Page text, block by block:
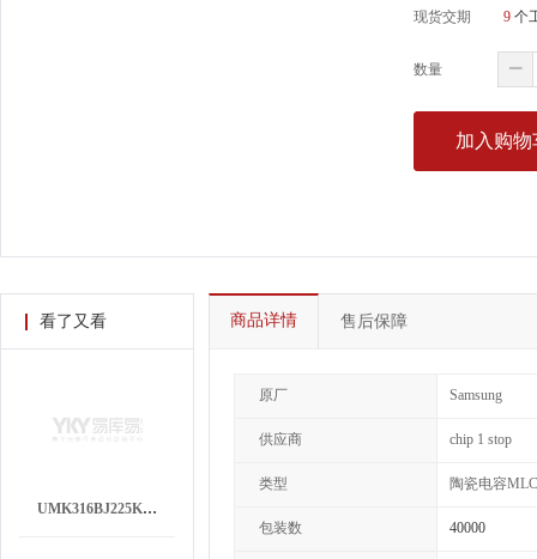
现货交期 9 个
数量
加入购物
看了又看
UMK316BJ225KD-T
商品详情 售后保障
原厂 Samsung
供应商 chip 1 stop
类型 陶瓷电容
包装数 40000